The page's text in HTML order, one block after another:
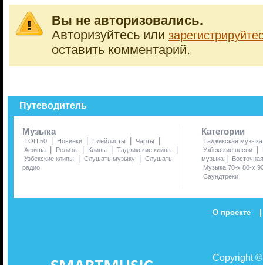
Вы не авторизовались.
Авторизуйтесь или
оставить комментарий.
Путеводитель
Музыка
ТОП 50 Новинки Плейлисты Чарты
Афиша Релизы Клипы Таджикские клипы
Узбекские клипы Слушать музыку
Слушать
радио
Категории
Таджикская музыка
Узбекские песни
музыка
Музыка 70-х 80-х
Саундтреки
О проекте |
Copyright